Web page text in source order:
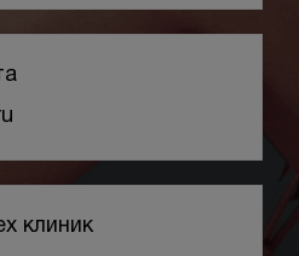
клиник